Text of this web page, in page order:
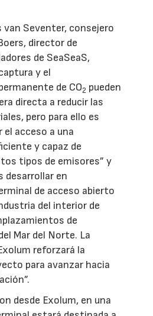
van Seventer, consejero
director de
de SeaSeaS,
y el
de CO2 pueden
directa a reducir las
pero para ello es
acceso a una
y capaz de
tipos de emisores” y
desarrollar en
de acceso abierto
del interior de
de
Mar del Norte. La
reforzará la
para avanzar hacia
desde Exolum, en una